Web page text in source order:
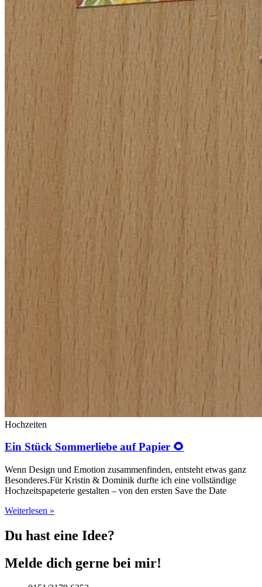
Hochzeiten
Ein Stück Sommerliebe auf Papier 🌻
Wenn Design und Emotion zusammenfinden, entsteht etwas ganz
Besonderes.Für Kristin & Dominik durfte ich eine vollständige
Hochzeitspapeterie gestalten – von den ersten Save the Date
Weiterlesen »
Du hast eine Idee?
Melde dich gerne bei mir!